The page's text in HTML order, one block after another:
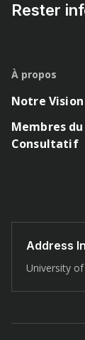
Rester
À propos
Notre
Membres
Consultatif
Address
University